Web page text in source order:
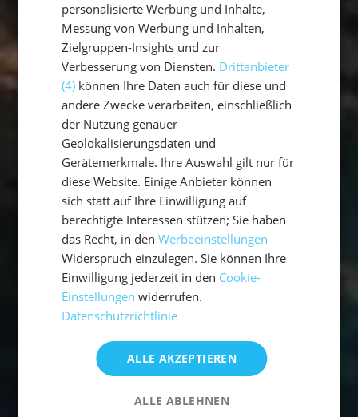
personalisierte Werbung und Inhalte,
Messung von Werbung und Inhalten,
Zielgruppen-Insights und zur
Verbesserung von Diensten. Drittanbieter
(4) können Ihre Daten auch für diese und
andere Zwecke verarbeiten, einschließlich
der Nutzung genauer
Geolokalisierungsdaten und
Gerätemerkmale. Ihre Auswahl gilt nur für
diese Website. Einige Anbieter können
sich statt auf Ihre Einwilligung auf
berechtigte Interessen stützen; Sie haben
das Recht, in denWerbeeinstellungen
Widerspruch einzulegen. Sie können Ihre
Einwilligung jederzeit in den Cookie-
Einstellungen widerrufen.
Datenschutzrichtlinie
ALLE AKZEPTIEREN
ALLE ABLEHNEN